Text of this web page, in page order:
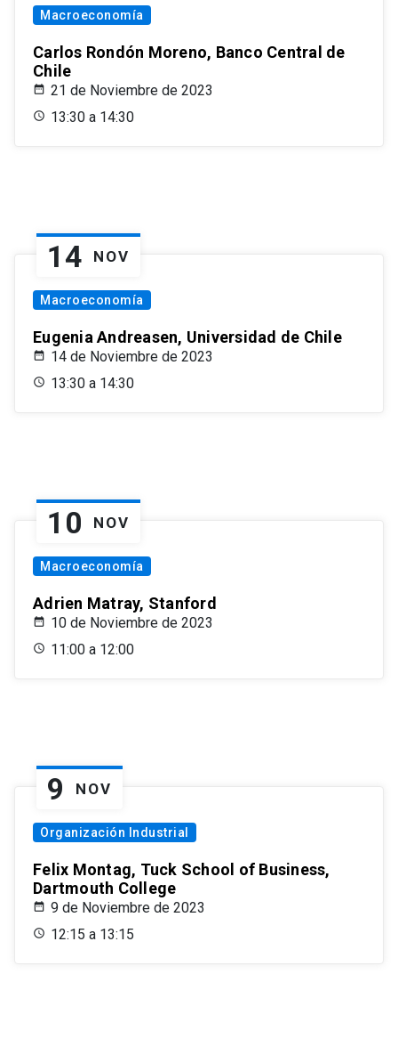
Macroeconomía
Carlos Rondón Moreno, Banco Central de
Chile
21 de Noviembre de 2023
13:30 a 14:30
14 NOV
Macroeconomía
Eugenia Andreasen, Universidad de Chile
14 de Noviembre de 2023
13:30 a 14:30
10 NOV
Macroeconomía
Adrien Matray, Stanford
10 de Noviembre de 2023
11:00 a 12:00
9 NOV
Organización Industrial
Felix Montag, Tuck School of Business,
Dartmouth College
9 de Noviembre de 2023
12:15 a 13:15